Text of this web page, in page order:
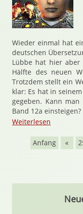
Wieder einmal hat
deutschen
Lübbe hat hier
Hälfte des neuen
Trotzdem stellt ein
klar: Es hat in
gegeben. Kann
Band 12a einsteigen?
Weiterlesen
Anfang «